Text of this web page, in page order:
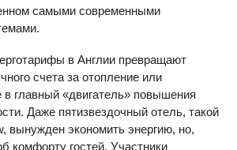
самыми современными
в Англии превращают
счета за отопление или
в главный «двигатель» повышения
Даже пятизвездочный отель, такой
вынужден экономить энергию, но,
комфорту гостей. Участники